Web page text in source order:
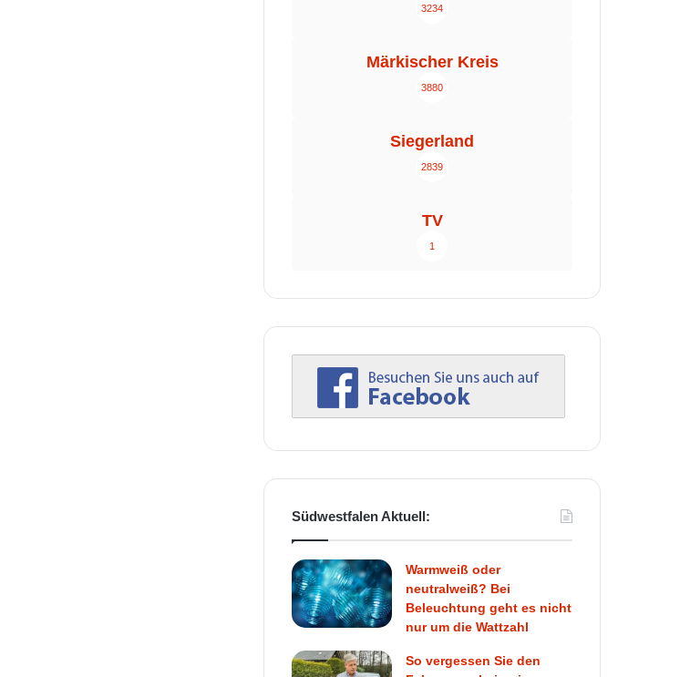
3234
Märkischer Kreis
3880
Siegerland
2839
TV
1
Südwestfalen Aktuell:
Warmweiß oder
neutralweiß? Bei
Beleuchtung geht es nicht
nur um die Wattzahl
So vergessen Sie den